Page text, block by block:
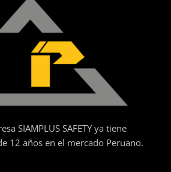
SIAMPLUS SAFETY ya tiene
12 años en el mercado Peruano.